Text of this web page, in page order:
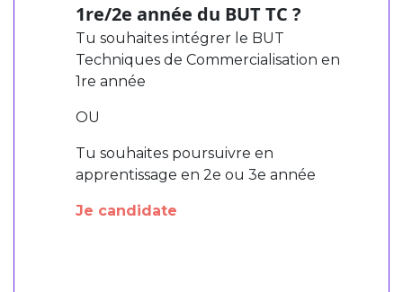
1re/2e année du BUT TC ?
Tu souhaites intégrer le BUT
Techniques de Commercialisation en
1re année
OU
Tu souhaites poursuivre en
apprentissage en 2e ou 3e année
Je candidate